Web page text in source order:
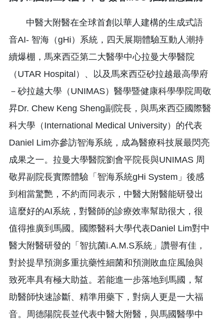
中醫大附醫在全球首創以華人建構的生成式語
音AI- 智海（gHi）系統，四天展期體驗互動人潮持
續爆棚，馬來西亞第二大醫學中心拉曼大學醫院
（UTAR Hospital）、以及馬來西亞砂拉越最高學府
－砂拉越大學（UNIMAS）醫學暨健康科學學院周敬
昇Dr. Chew Keng Sheng副院長，與馬來西亞國際醫
科大學（International Medical University）的代表
Daniel Lim亦參訪智海系統，成為醫療科技展最閃亮
成果之一。拉曼大學醫院劉會平院長與UNIMAS 周
敬昇副院長實際體驗「智海系統gHi System」後感
到相當驚艷，不約而同表示，中醫大附醫能研發出
這麼好的AI系統，對醫師的診療效率幫助很大，很
值得推廣到馬國。國際醫科大學代表Daniel Lim對中
醫大附醫研發的「智抗菌i.A.M.S系統」讚譽有佳，
對於提早預測多重抗藥性細菌和預測敗血症風險與
致死率具有極大助益。若能進一步落地到馬國，幫
助醫師快速診斷、精準用藥下，對病人更是一大福
音。周德陽院長並代表中醫大附醫，與馬國醫學中